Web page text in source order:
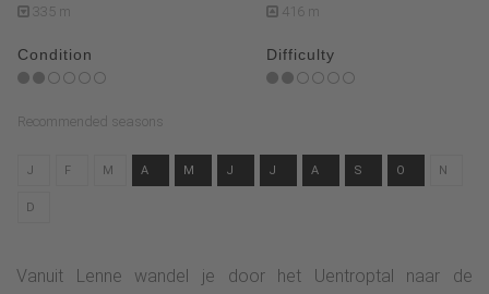
335 m 416 m
Condition Difficulty
Recommended seasons
J F M A M J J A S O N
D
Vanuit Lenne wandel je door het Uentroptal naar de